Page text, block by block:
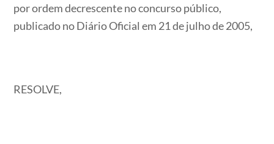
por ordem decrescente no concurso público,
publicado no Diário Oficial em 21 de julho de 2005,
RESOLVE,